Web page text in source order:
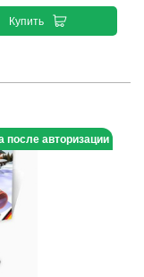
Купить
после авторизации